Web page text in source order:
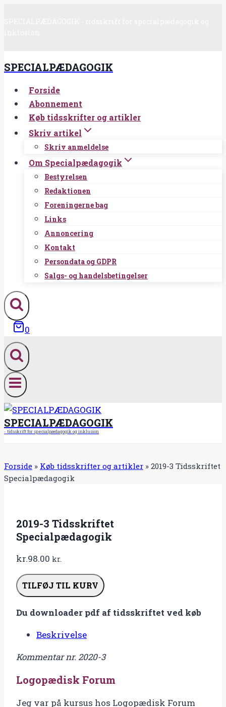
SPECIALPÆDAGOGIK
Forside
Abonnement
Køb tidsskrifter og artikler
Skriv artikel
Skriv anmeldelse
Om Specialpædagogik
Bestyrelsen
Redaktionen
Foreningerne bag
Links
Annoncering
Kontakt
Persondata og GDPR
Salgs- og handelsbetingelser
0
SPECIALPÆDAGOGIK
- tidsskrift for specialpædagogik og inklusion
Forside » Køb tidsskrifter og artikler » 2019-3 Tidsskriftet
Specialpædagogik
2019-3 Tidsskriftet
Specialpædagogik
kr.98.00 kr.
2019-
3
Tidsskriftet
Specialpædagogik
antal
TILFØJ TIL KURV
Du downloader pdf af tidsskriftet ved køb
Beskrivelse
Kommentar nr. 2020-3
Logopædisk Forum
Jeg var på kursus hos Logopædisk Forum